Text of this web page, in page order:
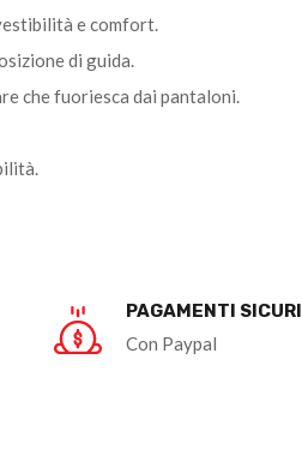
e comfort.
di guida.
che fuoriesca dai pantaloni.
PAGAMENTI SICURI
Con Paypal